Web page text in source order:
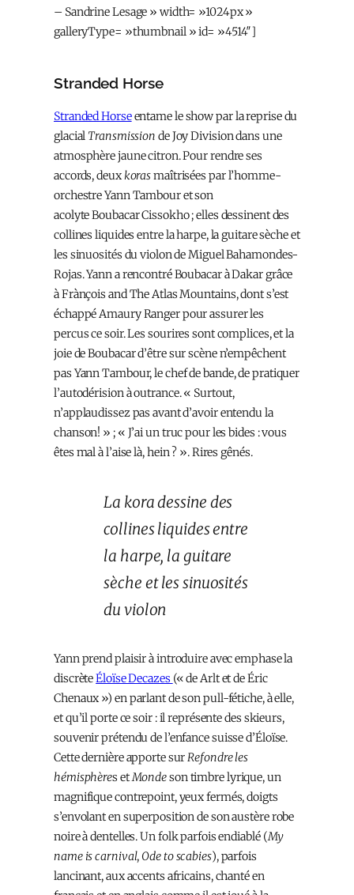
– Sandrine Lesage » width= »1024px »
galleryType= »thumbnail » id= »4514″]
Stranded Horse
Stranded Horseentame le show par la reprise du
glacial Transmission de Joy Division dans une
atmosphère jaune citron. Pour rendre ses
accords, deux korasmaîtrisées par l’homme-
orchestre Yann Tambour et son
acolyte Boubacar Cissokho ; elles dessinent des
collines liquides entre la harpe, la guitare sèche et
les sinuosités du violon de Miguel Bahamondes-
Rojas. Yann a rencontré Boubacar à Dakar grâce
à Frànçois and The Atlas Mountains, dont s’est
échappé Amaury Ranger pour assurer les
percus ce soir. Les sourires sont complices, et la
joie de Boubacar d’être sur scène n’empêchent
pas Yann Tambour, le chef de bande, de pratiquer
l’autodérision à outrance. « Surtout,
n’applaudissez pas avant d’avoir entendu la
chanson! » ; « J’ai un truc pour les bides : vous
êtes mal à l’aise là, hein ? ». Rires gênés.
La kora dessine des
collines liquides entre
la harpe, la guitare
sèche et les sinuosités
du violon
Yann prend plaisir à introduire avec emphase la
discrèteÉloïse Decazes (« de Arlt et de Éric
Chenaux ») en parlant de son pull-fétiche, à elle,
et qu’il porte ce soir : il représente des skieurs,
souvenir prétendu de l’enfance suisse d’Éloïse.
Cette dernière apporte surRefondre les
hémisphères etMondeson timbre lyrique, un
magnifique contrepoint, yeux fermés, doigts
s’envolant en superposition de son austère robe
noire à dentelles. Un folk parfois endiablé (My
name is carnival, Ode to scabies), parfois
lancinant, aux accents africains, chanté en